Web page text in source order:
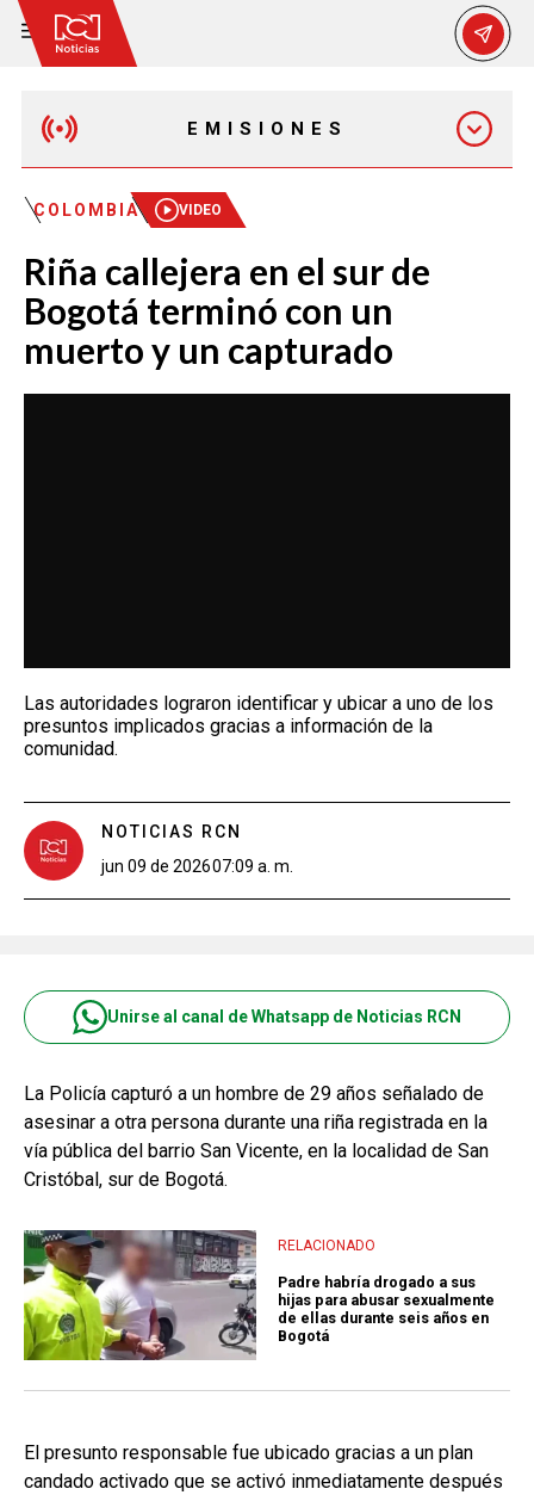
EMISIONES
EMISIÓN 12:30 PM
EMISIÓN 7:00 PM
COLOMBIA VIDEO
Riña callejera en el sur de
Bogotá terminó con un
muerto y un capturado
Las autoridades lograron identificar y ubicar a uno de los
presuntos implicados gracias a información de la
comunidad.
NOTICIAS RCN
jun 09 de 202607:09 a. m.
Unirse al canal de Whatsapp de Noticias RCN
La Policía capturó a un hombre de 29 años señalado de
asesinar a otra persona durante una riña registrada en la
vía pública del barrio San Vicente, en la localidad de San
Cristóbal, sur de Bogotá.
RELACIONADO
Padre habría drogado a sus
hijas para abusar sexualmente
de ellas durante seis años en
Bogotá
El presunto responsable fue ubicado gracias a un plan
candado activado que se activó inmediatamente después